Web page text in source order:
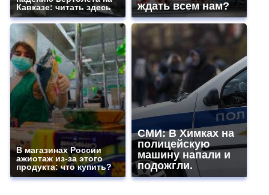
Кавказе: читать здесь
ждать всем нам?
В магазинах России
ажиотаж из-за этого
продукта: что купить?
СМИ: В Химках на
полицейскую
машину напали и
подожгли.